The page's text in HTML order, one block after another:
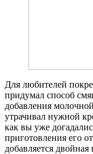
Для любителей
придумал способ
добавления
утрачивал нужной
как вы уже
приготовления его
добавляется двойная